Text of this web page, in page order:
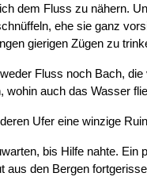
dem Fluss zu nähern.
ehe sie ganz
gierigen Zügen zu
Fluss noch Bach,
auch das Wasser
Ufer eine winzige
bis Hilfe nahte. Ein
aus den Bergen